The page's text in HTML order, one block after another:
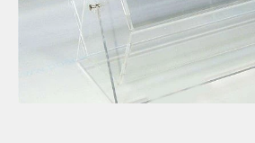
Oracal 641
Orajet 3640